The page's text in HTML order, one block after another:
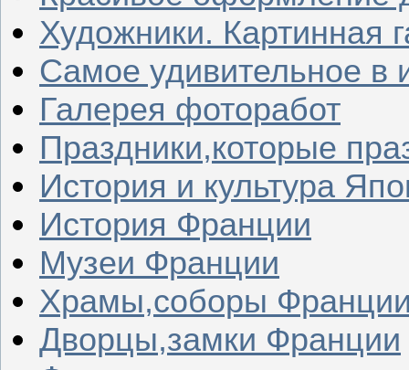
Художники. Картинная
Самое удивительное в
Галерея фоторабот
Праздники,которые
История и культура
История Франции
Музеи Франции
Храмы,соборы
Дворцы,замки Франции